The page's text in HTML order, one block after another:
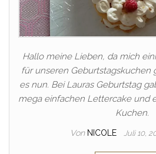
Hallo meine Lieben, da mich
für unseren Geburtstagskuchen
es nun. Bei Lauras Geburtstag
mega einfachen Lettercake und
Kuchen.
Von NICOLE Juli 10,